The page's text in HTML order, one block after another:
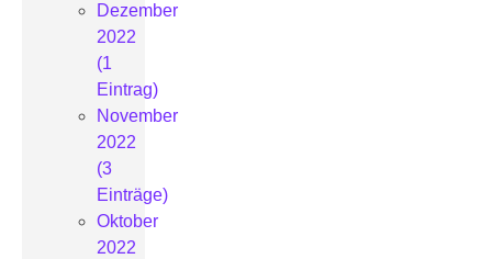
Dezember
2022
(1
Eintrag)
November
2022
(3
Einträge)
Oktober
2022